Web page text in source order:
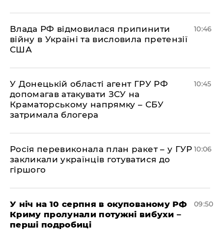
Влада РФ відмовилася припинити
війну в Україні та висловила претензії
США
10:46
У Донецькій області агент ГРУ РФ
допомагав атакувати ЗСУ на
Краматорському напрямку – СБУ
затримала блогера
10:45
Росія перевиконала план ракет – у ГУР
закликали українців готуватися до
гіршого
10:06
У ніч на 10 серпня в окупованому РФ
Криму пролунали потужні вибухи –
перші подробиці
09:50